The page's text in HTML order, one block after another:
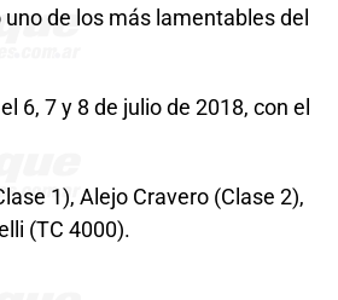
de los más lamentables del
6, 7 y 8 de julio de 2018, con el
1), Alejo Cravero (Clase 2),
(TC 4000).